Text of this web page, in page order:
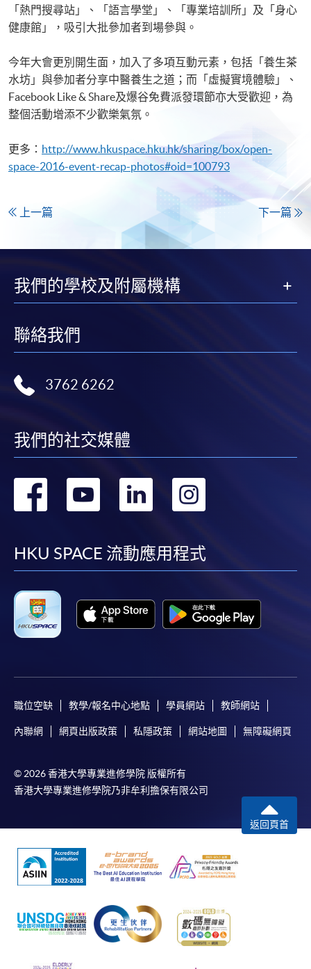
「熱門搜尋站」、「語言學堂」、「專業培訓所」及「身心
健康館」，吸引大批參加者到場參與。
今年大會更別開生面，加入了多項互動元素，包括「養生茶
水坊」與參加者分享中醫養生之道；而「虛擬實境體驗」、
Facebook Like & Share及爆谷免費派發環節亦大受歡迎，為
整個活動增添不少歡樂氣氛。
更多： http://www.hkuspace.hku.hk/sharing/box/open-
space-2016-event-recap-photos#oid=100793
上一篇 下一篇
我們的學校及附屬機構
聯絡我們
3762 6262
我們的社交媒體
轉
facebook
轉
youtube
轉
linkedin
轉
HKU SPACE 流動應用程式
職位空缺 教學/報名中心地點 學員網站 教師網站
內聯網 網頁出版政策 私隱政策 網站地圖 無障礙網頁
© 2026 香港大學專業進修學院 版權所有
香港大學專業進修學院乃非牟利擔保有限公司
返回頁首